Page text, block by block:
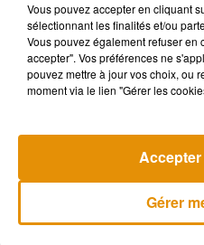
Musique
7 août 2026
Madonna
Sensation
Vous pouvez accepter en cliquant
sélectionnant les finalités et/ou
Vous pouvez également refuser en
accepter". Vos préférences ne
pouvez mettre à jour vos choix, ou
moment via le lien "Gérer les
Gérer